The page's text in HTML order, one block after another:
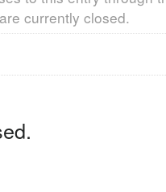
currently closed.